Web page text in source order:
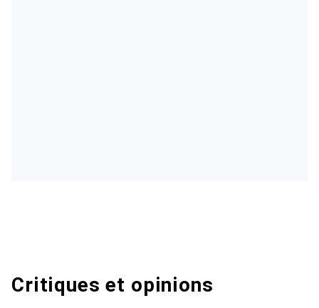
Critiques et opinions